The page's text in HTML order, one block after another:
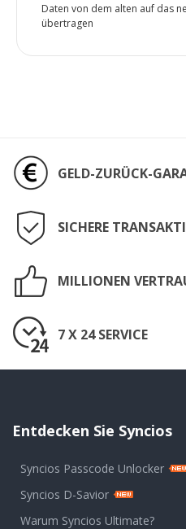
Daten von dem alten auf das
übertragen
GELD-ZURÜCK-
SICHERE
MILLIONEN
7 X 24 SERVICE
Entdecken Sie Syncios
Syncios Passcode Unlocker
Syncios D-Savior
Warum Syncios Ultimate?